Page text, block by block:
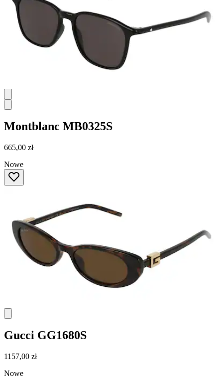
Montblanc MB0325S
665,00 zł
Nowe
Gucci GG1680S
1157,00 zł
Nowe